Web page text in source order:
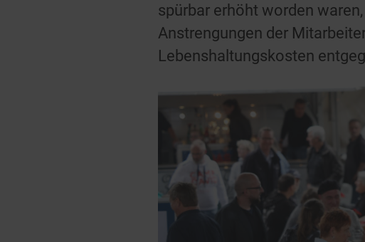
spürbar erhöht worden
Anstrengungen der
Lebenshaltungskosten